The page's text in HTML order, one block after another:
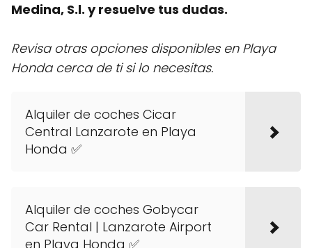
Medina, S.l. y resuelve tus dudas.
Revisa otras opciones disponibles en Playa
Honda cerca de ti si lo necesitas.
Alquiler de coches Cicar
Central Lanzarote en Playa
Honda ✅
Alquiler de coches Gobycar
Car Rental | Lanzarote Airport
en Playa Honda ✅